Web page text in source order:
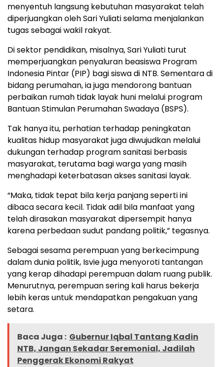
menyentuh langsung kebutuhan masyarakat telah
diperjuangkan oleh Sari Yuliati selama menjalankan
tugas sebagai wakil rakyat.
Di sektor pendidikan, misalnya, Sari Yuliati turut
memperjuangkan penyaluran beasiswa Program
Indonesia Pintar (PIP) bagi siswa di NTB. Sementara di
bidang perumahan, ia juga mendorong bantuan
perbaikan rumah tidak layak huni melalui program
Bantuan Stimulan Perumahan Swadaya (BSPS).
Tak hanya itu, perhatian terhadap peningkatan
kualitas hidup masyarakat juga diwujudkan melalui
dukungan terhadap program sanitasi berbasis
masyarakat, terutama bagi warga yang masih
menghadapi keterbatasan akses sanitasi layak.
“Maka, tidak tepat bila kerja panjang seperti ini
dibaca secara kecil. Tidak adil bila manfaat yang
telah dirasakan masyarakat dipersempit hanya
karena perbedaan sudut pandang politik,” tegasnya.
Sebagai sesama perempuan yang berkecimpung
dalam dunia politik, Isvie juga menyoroti tantangan
yang kerap dihadapi perempuan dalam ruang publik.
Menurutnya, perempuan sering kali harus bekerja
lebih keras untuk mendapatkan pengakuan yang
setara.
Baca Juga : Gubernur Iqbal Tantang Kadin
NTB, Jangan Sekadar Seremonial, Jadilah
Penggerak Ekonomi Rakyat